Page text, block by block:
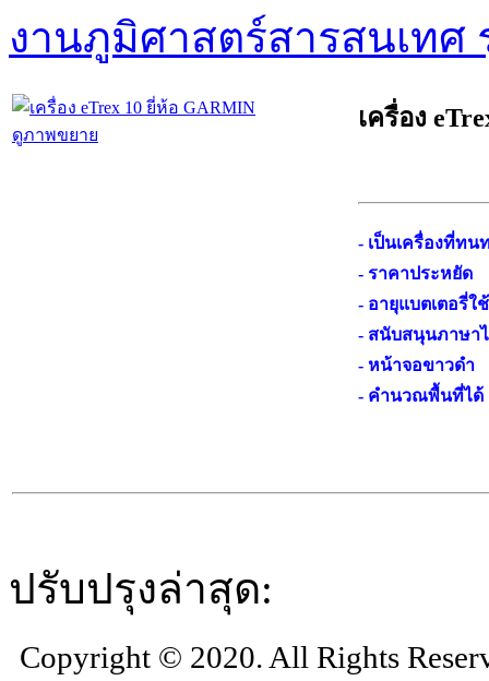
งานภูมิศาสตร์สารสนเทศ
ดูภาพขยาย
เครื่อง
- เป็นเครื่องที่ทน
- ราคาประหยัด
- อายุแบตเตอรี่ใ
- สนับสนุนภาษา
- หน้าจอขาวดำ
- คำนวณพื้นที่ได้
ปรับปรุงล่าสุด:
Copyright © 2020. All Rights